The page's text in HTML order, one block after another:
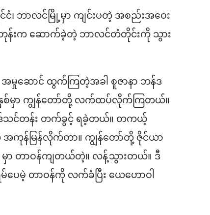
ငံ၊ ဘာလင်မြို့မှာ ကျင်းပတဲ့ အစည်းအဝေး
တုန်းက ဆောက်ခဲ့တဲ့ ဘာလင်တံတိုင်းကို သွား
မှုဆောင် ထွက်ကြတဲ့အခါ စူဇာနာ ဘန်ဒ
စ်မှာ ကျွန်တော်တို့ လက်ထပ်လိုက်ကြတယ်။
ဒ်သင်တန်း တက်ခွင့် ရခဲ့တယ်။ တကယ့်
အကုန်မြန်လိုက်တာ။ ကျွန်တော်တို့ ဇိုင်ယာ
ာ တာဝန်ကျတယ်တဲ့။ လန့်သွားတယ်။ ဒီ
ပေမဲ့ တာဝန်ကို လက်ခံပြီး ယေဟောဝါ